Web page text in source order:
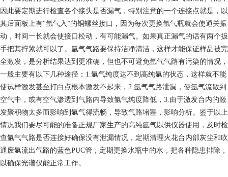
因此要定期进行检查各个接头是否漏气，特别注意的一个连接点就是，以
其后面板上有“氩气入”的铜螺丝接口，因为每次更换氩气瓶就会使通关振
动，时间一长就会使接口松动，有可能漏气。如果真正漏气的话有两个扳
手把其拧紧就可以了。氩气气路要保持洁净清洁，这样才能保证样品被完
全激发，是分析结果达到更准确，但也不可避免氩气气路有污染的情况，
一般主要有以下几种途径：1.氩气纯度达不到高纯氩的状态，这样就不能
使试样激发甚至打白点根本激发不起来，2.氩气气路泄漏，使氩气流散到
空气中，或有空气渗透到气路内导致氩气纯度降低，3.由于激发台内的激
发聚积物太多而影响到氩气得流畅，导致气路堵塞，影响分析。鉴于以上
情况我们要尽可能的准备正规厂家生产的高纯氩气以供仪器使用，及时检
查氩气气路是否连接好确保没有泄漏情况，定期清理火花台内部灰尘和吹
通废氩流出气路的蓝色PUC管，定期更换水瓶中的水，把各种隐患排除，
以确保光谱仪能正常工作。